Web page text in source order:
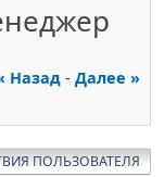
Назад - Далее »
ПОЛЬЗОВАТЕЛЯ